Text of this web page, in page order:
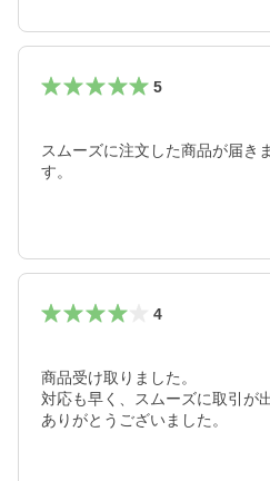
5
スムーズに注文した商品が届き
す。
4
商品受け取りました。
対応も早く、スムーズに取引が
ありがとうございました。